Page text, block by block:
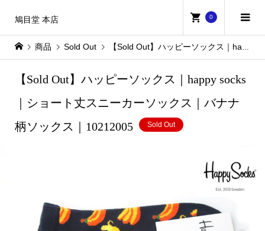
鳩目堂 本店 0
商品 Sold Out 【Sold Out】ハッピーソックス｜happy socks｜ショート丈スニーカーソックス｜バナナ柄ソックス｜10212005
【Sold Out】ハッピーソックス｜happy socks
｜ショート丈スニーカーソックス｜バナナ
柄ソックス｜10212005
Sold Out